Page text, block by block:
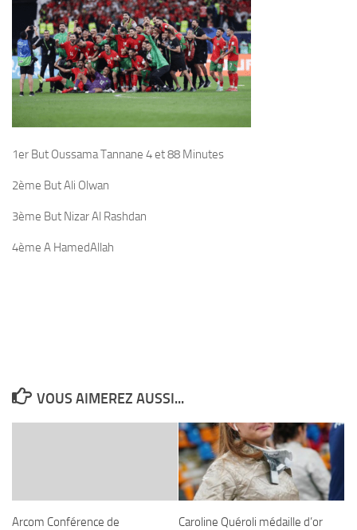
1er But Oussama Tannane 4 et 88 Minutes
2ème But Ali Olwan
3ème But Nizar Al Rashdan
4ème A HamedAllah
VOUS AIMEREZ AUSSI...
Arcom Conférence de
Caroline Quéroli médaille d’or